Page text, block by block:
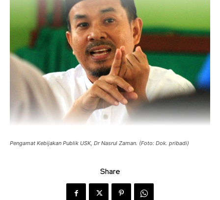
Pengamat Kebijakan Publik USK, Dr Nasrul Zaman. (Foto: Dok. pribadi)
Share